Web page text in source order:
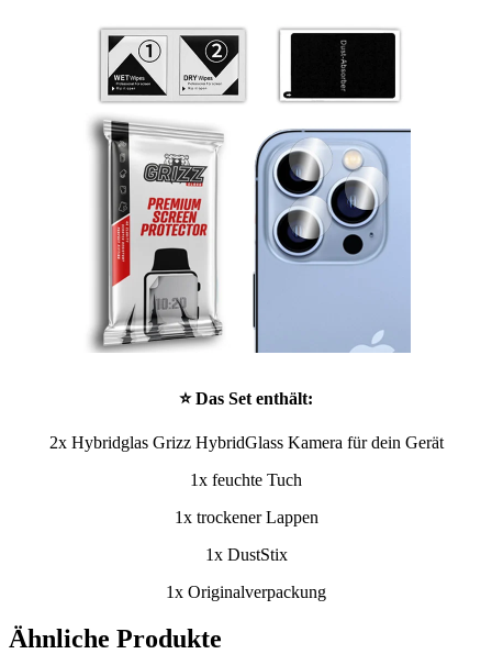
⭐ Das Set enthält:
2x Hybridglas Grizz HybridGlass Kamera für dein Gerät
1x feuchte Tuch
1x trockener Lappen
1x DustStix
1x Originalverpackung
Ähnliche Produkte